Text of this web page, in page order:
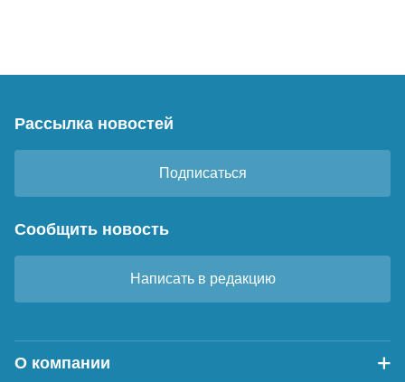
Рассылка новостей
Подписаться
Сообщить новость
Написать в редакцию
О компании